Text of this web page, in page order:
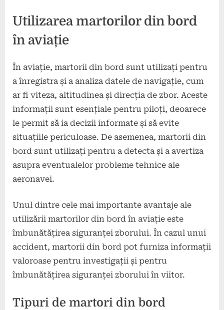
Utilizarea martorilor din bord
în aviație
În aviație, martorii din bord sunt utilizați pentru
a înregistra și a analiza datele de navigație, cum
ar fi viteza, altitudinea și direcția de zbor. Aceste
informații sunt esențiale pentru piloți, deoarece
le permit să ia decizii informate și să evite
situațiile periculoase. De asemenea, martorii din
bord sunt utilizați pentru a detecta și a avertiza
asupra eventualelor probleme tehnice ale
aeronavei.
Unul dintre cele mai importante avantaje ale
utilizării martorilor din bord în aviație este
îmbunătățirea siguranței zborului. În cazul unui
accident, martorii din bord pot furniza informații
valoroase pentru investigații și pentru
îmbunătățirea siguranței zborului în viitor.
Tipuri de martori din bord